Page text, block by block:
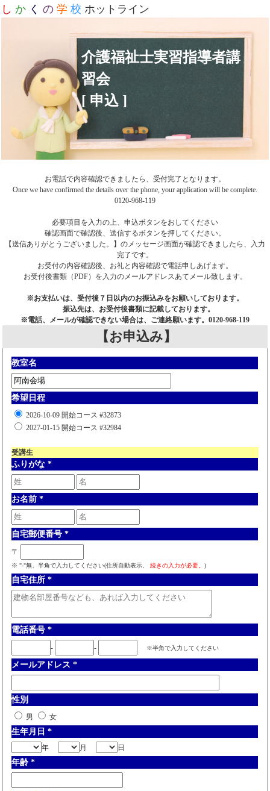
し か く の 学 校 ホットライン
介護福祉士実習指導者講
習会
[ 申込 ]
お電話で内容確認できましたら、受付完了となります。
Once we have confirmed the details over the phone, your application will be complete.
0120-968-119
必要項目を入力の上、申込ボタンをおしてください
確認画面で確認後、送信するボタンを押してください。
【送信ありがとうございました。】のメッセージ画面が確認できましたら、入力
完了です。
お受付の内容確認後、お礼と内容確認で電話申しあげます。
お受付後書類（PDF）を入力のメールアドレスあてメール致します。
※お支払いは、受付後７日以内のお振込みをお願いしております。
振込先は、お受付後書類に記載しております。
※電話、メールが確認できない場合は、ご連絡願います。0120-968-119
【お申込み】
教室名
希望日程
2026-10-09 開始コース #32873
2027-01-15 開始コース #32984
受講生
ふりがな *
お名前 *
自宅郵便番号 *
〒
※ "-"無、半角で入力してください(住所自動表示、 続きの入力が必要。 )
自宅住所 *
電話番号 *
- - ※半角で入力してください
メールアドレス *
性別
男 女
生年月日 *
年 月 日
年齢 *